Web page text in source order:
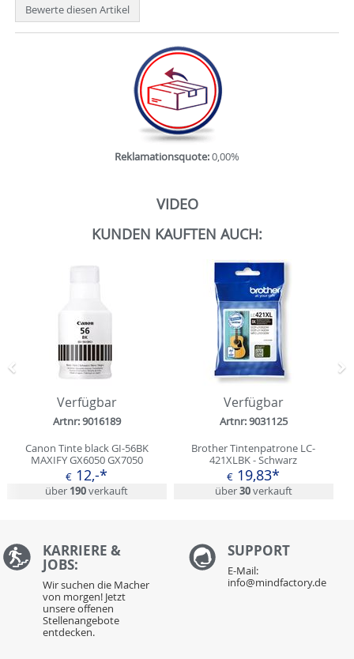
Bewerte diesen Artikel
Reklamationsquote:0,00%
VIDEO
KUNDEN KAUFTEN AUCH:
Verfügbar
Artnr: 9016189
Canon Tinte black GI-56BK
MAXIFY GX6050 GX7050
€ 12,-*
über 190verkauft
Verfügbar
Artnr: 9031125
Brother Tintenpatrone LC-
421XLBK - Schwarz
€ 19,83*
über30verkauft
Zurück
KARRIERE &
JOBS:
Wir suchen die Macher
von morgen! Jetzt
unsere offenen
Stellenangebote
entdecken.
SUPPORT
E-Mail:
info@mindfactory.de